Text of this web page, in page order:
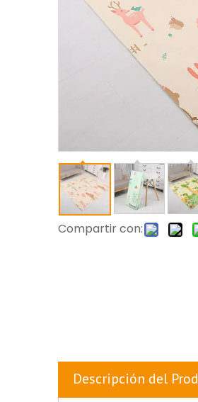
Compartir con:
Descripción del